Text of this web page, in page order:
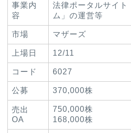
事業内
容
法律ポータルサイト
ム」の運営等
市場 マザーズ
上場日 12/11
コード 6027
公募 370,000株
売出
OA
750,000株
168,000株